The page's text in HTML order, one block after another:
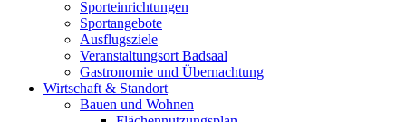
Sporteinrichtungen
Sportangebote
Ausflugsziele
Veranstaltungsort Badsaal
Gastronomie und Übernachtung
Wirtschaft & Standort
Bauen und Wohnen